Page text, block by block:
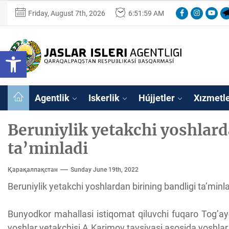
Open toolbar
content
Friday, August 7th, 2026 6:51:59 AM FacebookInstagram
Respublikası
Ózbekstan jaslar
Agentlik Iskerlik Hújjetler
Beruniylik yetakchi
ta’minladi
Қарақалпақстан Sunday June 19th, 2022
Beruniylik yetakchi yoshlardan birining bandligi
Bunyodkor mahallasi istiqomat qiluvchi fuqaro